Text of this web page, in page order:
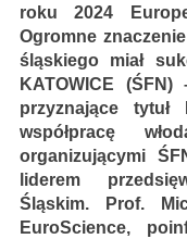
roku 2024
Ogromne
śląskiego miał
KATOWICE
przyznające tytuł
współpracę
organizującymi
liderem
Śląskim. Prof.
EuroScience,